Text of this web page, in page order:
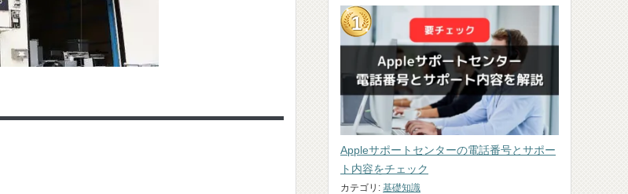
Appleサポートセンターの電話番号とサポー
ト内容をチェック
カテゴリ: 基礎知識